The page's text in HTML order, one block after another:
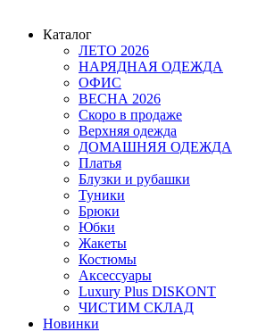
Каталог
ЛЕТО 2026
НАРЯДНАЯ ОДЕЖДА
ОФИС
ВЕСНА 2026
Скоро в продаже
Верхняя одежда
ДОМАШНЯЯ ОДЕЖДА
Платья
Блузки и рубашки
Туники
Брюки
Юбки
Жакеты
Костюмы
Аксессуары
Luxury Plus DISKONT
ЧИСТИМ СКЛАД
Новинки